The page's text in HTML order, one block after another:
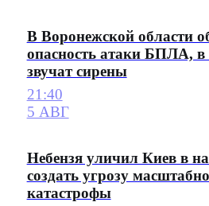
В Воронежской области
опасность атаки БПЛА, в
звучат сирены
21:40
5 АВГ
Небензя уличил Киев в
создать угрозу
катастрофы